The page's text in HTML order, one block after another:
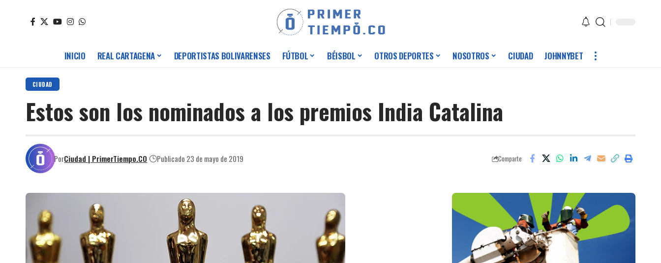
INICIO REAL CARTAGENA DEPORTISTAS BOLIVARENSES FÚTBOL BÉISBOL OTROS DEPORTES NOSOTROS CIUDAD JOHNNYBET
CIUDAD
Estos son los nominados a los premios India Catalina
PorCiudad | PrimerTiempo.CO Publicado 23 de mayo de 2019 Comparte